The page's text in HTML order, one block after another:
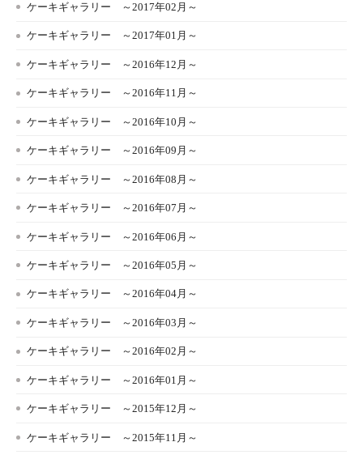
ケーキギャラリー ～2017年02月～
ケーキギャラリー ～2017年01月～
ケーキギャラリー ～2016年12月～
ケーキギャラリー ～2016年11月～
ケーキギャラリー ～2016年10月～
ケーキギャラリー ～2016年09月～
ケーキギャラリー ～2016年08月～
ケーキギャラリー ～2016年07月～
ケーキギャラリー ～2016年06月～
ケーキギャラリー ～2016年05月～
ケーキギャラリー ～2016年04月～
ケーキギャラリー ～2016年03月～
ケーキギャラリー ～2016年02月～
ケーキギャラリー ～2016年01月～
ケーキギャラリー ～2015年12月～
ケーキギャラリー ～2015年11月～